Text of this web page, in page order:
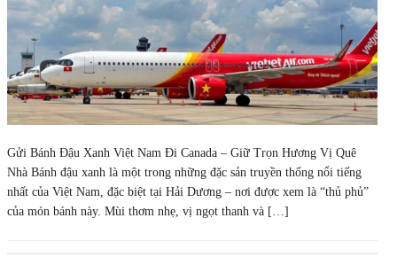
Gửi Bánh Đậu Xanh Việt Nam Đi Canada – Giữ Trọn Hương Vị Quê
Nhà Bánh đậu xanh là một trong những đặc sản truyền thống nổi tiếng
nhất của Việt Nam, đặc biệt tại Hải Dương – nơi được xem là “thủ phủ”
của món bánh này. Mùi thơm nhẹ, vị ngọt thanh và […]